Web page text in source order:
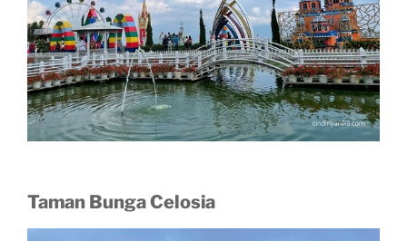
Taman Bunga Celosia